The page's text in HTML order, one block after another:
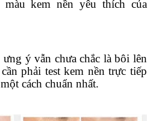
kem nền yêu thích của
ưng ý vẫn chưa chắc là bôi lên
phải test kem nền trực tiếp
cách chuẩn nhất.